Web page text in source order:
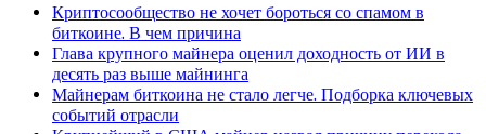
Криптосообщество не хочет бороться со спамом в
биткоине. В чем причина
Глава крупного майнера оценил доходность от ИИ в
десять раз выше майнинга
Майнерам биткоина не стало легче. Подборка ключевых
событий отрасли